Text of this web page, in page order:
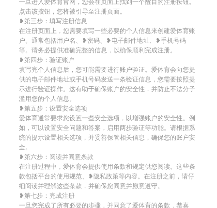
点击该按钮，您将被引导至注册页面。
❥第三步：填写注册信息
在注册页面上，您需要填写一些必要的个人信息来创建爱体育账
户。通常包括用户名、❥密码、❥电子邮件地址、❥手机号码
等。请务必提供准确完整的信息，以确保顺利完成注册。
❥第四步：验证账户
填写完个人信息后，您可能需要进行账户验证。爱体育会向您提
供的电子邮件地址或手机号码发送一条验证信息，您需要按照提
示进行验证操作。这有助于确保账户的安全性，并防止不法分子
滥用您的个人信息。
❥第五步：设置安全选项
爱体育通常要求您设置一些安全选项，以增强账户的安全性。例
如，可以设置安全问题和答案，启用两步验证等功能。请根据系
统的提示设置相关选项，并妥善保管相关信息，确保您的账户安
全。
❥第六步：阅读并同意条款
在注册过程中，爱体育会提供使用条款和规定供您阅读。这些条
款包括平台的使用规范、❥隐私政策等内容。在注册之前，请仔
细阅读并理解这些条款，并确保您同意并愿意遵守。
❥第七步：完成注册
一旦您完成了所有必要的步骤，并同意了爱体育的条款，恭喜